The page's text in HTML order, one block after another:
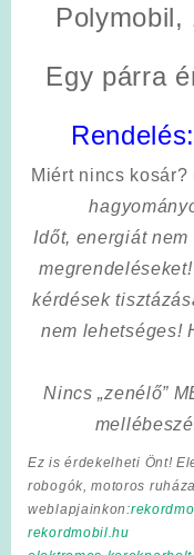
Polymobil,
Egy párra
Rendelés:
Miért nincs kosár?
Időt, energiát
kérdések
nem lehetséges!
Nincs „zenélő”
Ez is érdekelheti Önt!
robogók, motoros
weblapjainkon:
rekordmobil.hu